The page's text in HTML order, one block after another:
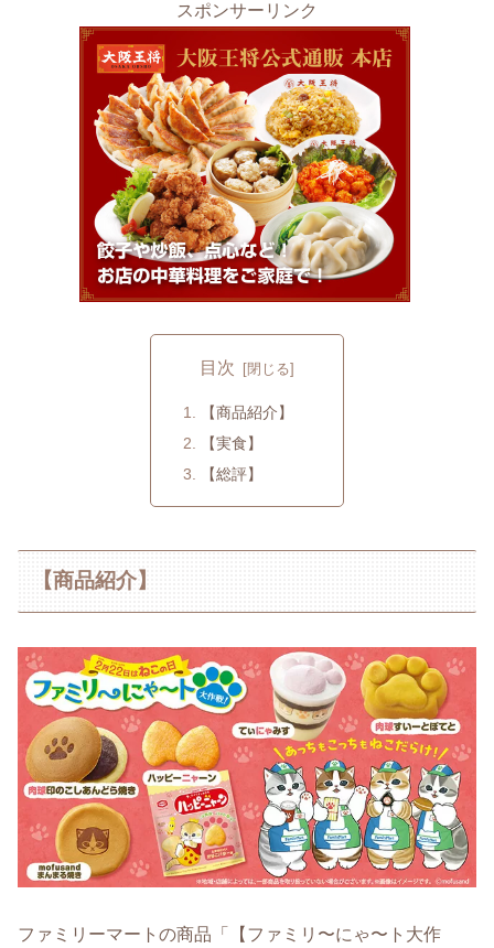
スポンサーリンク
目次
【商品紹介】
【実食】
【総評】
【商品紹介】
ファミリーマートの商品「【ファミリ〜にゃ〜ト大作